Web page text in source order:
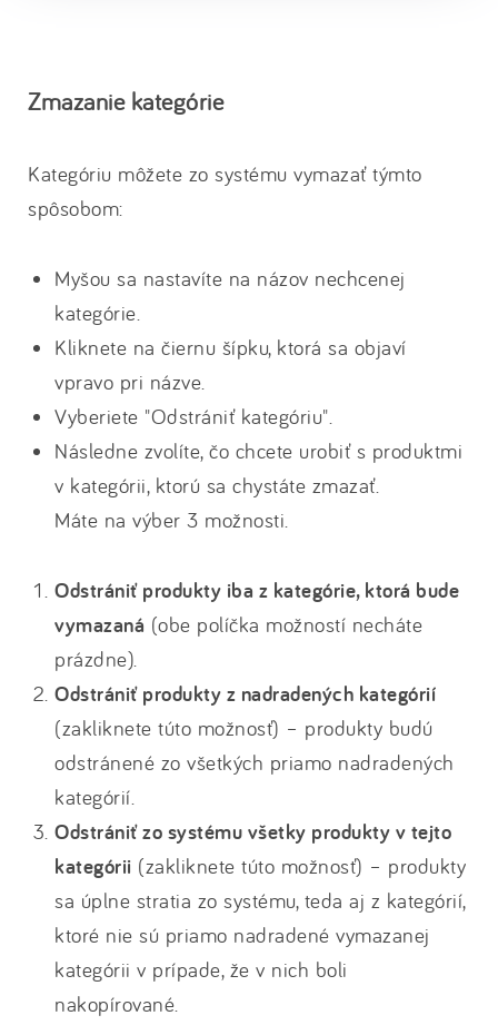
Zmazanie kategórie
Kategóriu môžete zo systému vymazať týmto
spôsobom:
Myšou sa nastavíte na názov nechcenej
kategórie.
Kliknete na čiernu šípku, ktorá sa objaví
vpravo pri názve.
Vyberiete "Odstrániť kategóriu".
Následne zvolíte, čo chcete urobiť s produktmi
v kategórii, ktorú sa chystáte zmazať.
Máte na výber 3 možnosti.
Odstrániť produkty iba z kategórie, ktorá bude
vymazaná (obe políčka možností necháte
prázdne).
Odstrániť produkty z nadradených kategórií
(zakliknete túto možnosť) – produkty budú
odstránené zo všetkých priamo nadradených
kategórií.
Odstrániť zo systému všetky produkty v tejto
kategórii (zakliknete túto možnosť) – produkty
sa úplne stratia zo systému, teda aj z kategórií,
ktoré nie sú priamo nadradené vymazanej
kategórii v prípade, že v nich boli
nakopírované.